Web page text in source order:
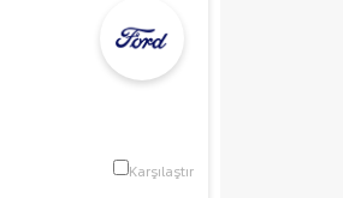
Karşılaştır